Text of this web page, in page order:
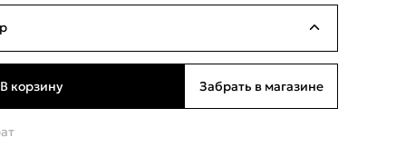
В корзину
Забрать в магазине